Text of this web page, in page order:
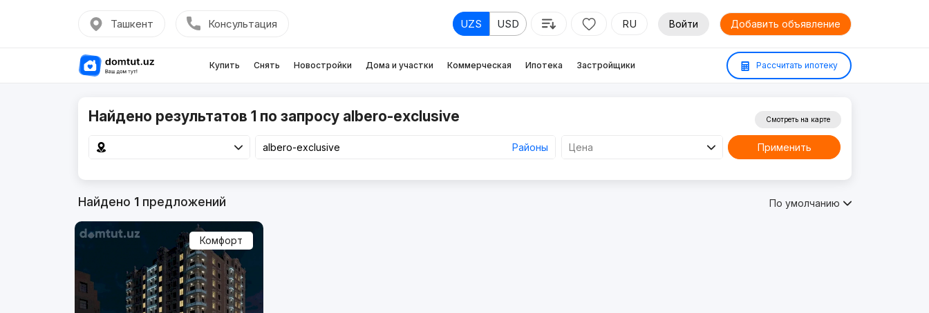
Ташкент Консультация UZS USD RU Войти Добавить объявление
Купить Снять Новостройки Дома и участки Коммерческая Ипотека Застройщики Рассчитать ипотеку
Найдено результатов 1 по запросу albero-exclusive
Районы Цена
Смотреть на карте
Применить
Найдено 1предложений По умолчанию
Комфорт